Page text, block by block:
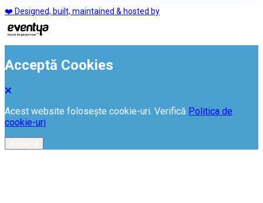
❤️ Designed, built, maintained & hosted by
Acceptă Cookies
Acest website folosește cookie-uri. Verifică Politica de
cookie-uri